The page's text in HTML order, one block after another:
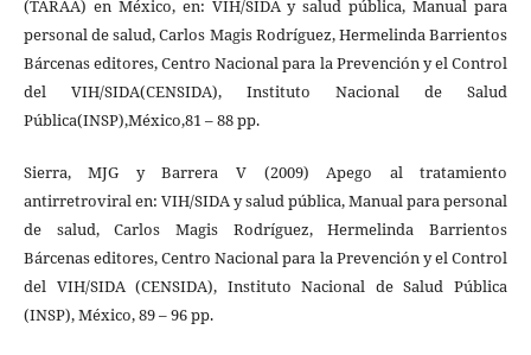
(TARAA) en México, en: VIH/SIDA y salud pública, Manual para
personal de salud, Carlos Magis Rodríguez, Hermelinda Barrientos
Bárcenas editores, Centro Nacional para la Prevención y el Control
del VIH/SIDA(CENSIDA), Instituto Nacional de Salud
Pública(INSP),México,81 – 88 pp.
Sierra, MJG y Barrera V (2009) Apego al tratamiento
antirretroviral en: VIH/SIDA y salud pública, Manual para personal
de salud, Carlos Magis Rodríguez, Hermelinda Barrientos
Bárcenas editores, Centro Nacional para la Prevención y el Control
del VIH/SIDA (CENSIDA), Instituto Nacional de Salud Pública
(INSP), México, 89 – 96 pp.